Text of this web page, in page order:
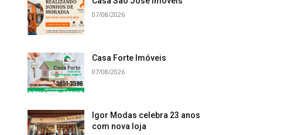
07/08/2026
Casa Forte Imóveis
07/08/2026
Igor Modas celebra 23 anos
com nova loja